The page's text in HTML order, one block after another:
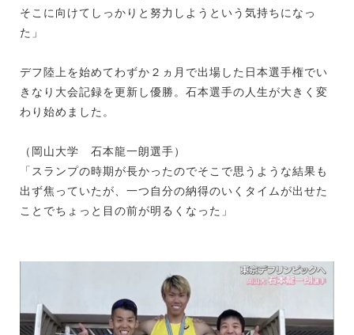
そこに向けてしっかりと努力しようという気持ちになっ
た」
デフ陸上を始めてわずか２ヵ月で出場した日本選手権でい
きなり大会記録を更新し優勝。石本選手の人生が大きく変
わり始めました。
（岡山大学 石本龍一朗選手）
「スランプの時期が長かったのでそこで思うような結果も
出ず焦っていたが、一つ自分の納得のいくタイムが出せた
ことでちょっと目の前が明るくなった」